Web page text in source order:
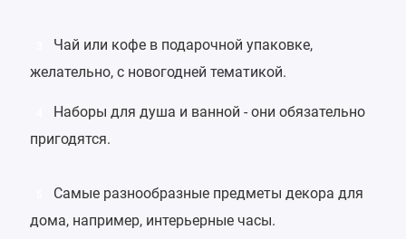
Чай или кофе в подарочной упаковке,
желательно, с новогодней тематикой.
Наборы для душа и ванной - они обязательно
пригодятся.
Самые разнообразные предметы декора для
дома, например, интерьерные часы.